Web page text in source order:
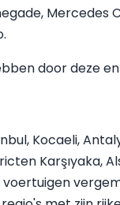
Mercedes
door deze
Kocaeli,
Karşıyaka,